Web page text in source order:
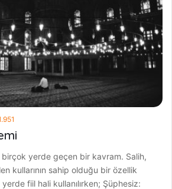
birçok yerde geçen bir kavram. Salih,
kullarının sahip olduğu bir özellik
fiil hali kullanılırken; Şüphesiz: